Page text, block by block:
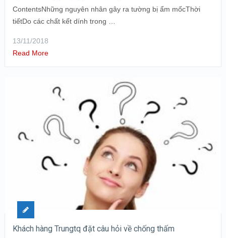
ContentsNhững nguyên nhân gây ra tường bị ẩm mốcThời
tiếtDo các chất kết dính trong …
13/11/2018
Read More
Khách hàng Trungtq đặt câu hỏi về chống thấm